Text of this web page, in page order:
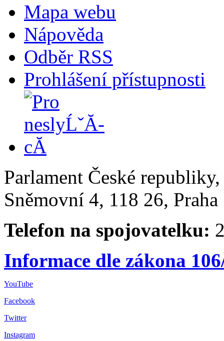
Mapa webu
Nápověda
Odběr RSS
Prohlášení přístupnosti
Parlament České
Sněmovní 4, 118 26,
Telefon na spojovatelku:
Informace dle zákona
YouTube
Facebook
Twitter
Instagram